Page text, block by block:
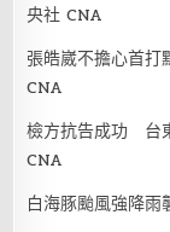
央社 CNA
張皓崴不擔心首
CNA
檢方抗告成功 台
CNA
白海豚颱風強降